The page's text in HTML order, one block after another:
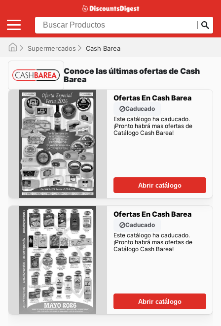
Supermercados Cash Barea
Conoce las últimas ofertas de Cash
Barea
Ofertas En Cash Barea
Caducado
Este catálogo ha caducado.
¡Pronto habrá mas ofertas de
Catálogo Cash Barea!
Abrir catálogo
Ofertas En Cash Barea
Caducado
Este catálogo ha caducado.
¡Pronto habrá mas ofertas de
Catálogo Cash Barea!
Abrir catálogo